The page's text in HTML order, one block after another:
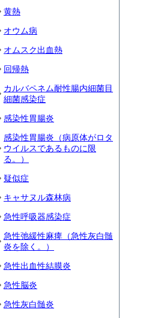
黄熱
オウム病
オムスク出血熱
回帰熱
カルバペネム耐性腸内細菌目
細菌感染症
感染性胃腸炎
感染性胃腸炎（病原体がロタ
ウイルスであるものに限
る。）
疑似症
キャサヌル森林病
急性呼吸器感染症
急性弛緩性麻痺（急性灰白髄
炎を除く。）
急性出血性結膜炎
急性脳炎
急性灰白髄炎